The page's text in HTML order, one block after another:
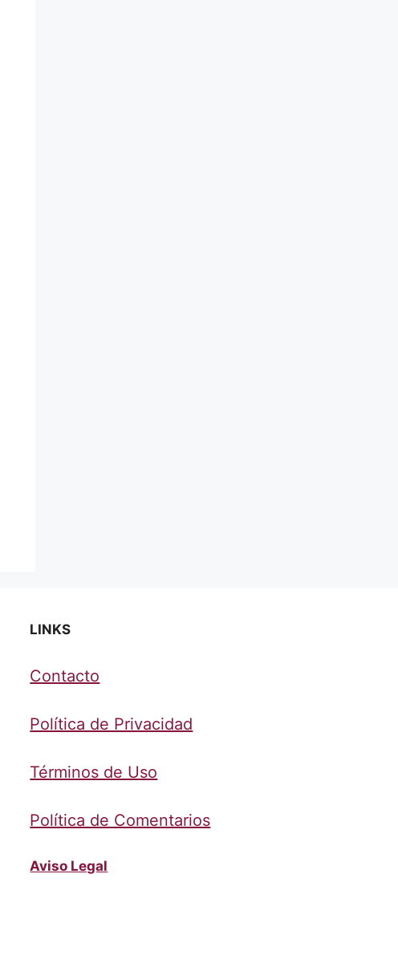
LINKS
Contacto
Política de Privacidad
Términos de Uso
Política de Comentarios
Aviso Legal